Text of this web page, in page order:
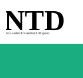
Nouvelles totalement dingues
NTD